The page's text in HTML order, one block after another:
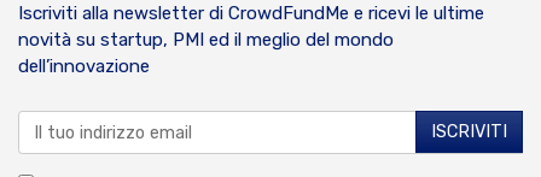
Iscriviti alla newsletter di CrowdFundMe e ricevi le ultime
novità su startup, PMI ed il meglio del mondo
dell’innovazione